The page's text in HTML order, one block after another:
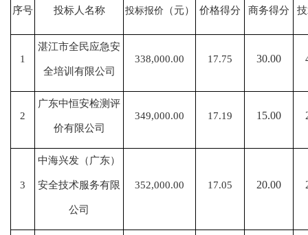
序号 投标人名称 投标报价 （元） 价格得分 商务得分
1
湛江市全民应急安
全培训有限公司
338,000.00 17.75 30.00
2
广东中恒安检测评
价有限公司
349,000.00 17.19 15.00
3
中海兴发（广东）
安全技术服务有限
公司
352,000.00 17.05 20.00